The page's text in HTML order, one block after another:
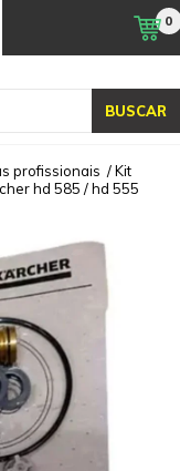
BUSCAR
0
profissionais /Kit
hd 585 / hd 555